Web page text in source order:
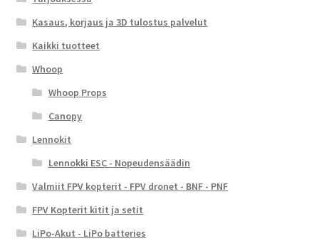
Kasaus, korjaus ja 3D tulostus palvelut
Kaikki tuotteet
Whoop
Whoop Props
Canopy
Lennokit
Lennokki ESC - Nopeudensäädin
Valmiit FPV kopterit - FPV dronet - BNF - PNF
FPV Kopterit kitit ja setit
LiPo-Akut - LiPo batteries